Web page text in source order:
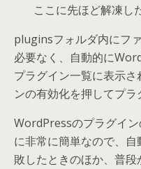
ここに先ほど解凍し
pluginsフォルダ内にフ
必要なく、自動的に
プラグイン一覧に表示
ンの有効化を押してプラ
WordPressのプラグイ
に非常に簡単なので、
敗したときのほか、普